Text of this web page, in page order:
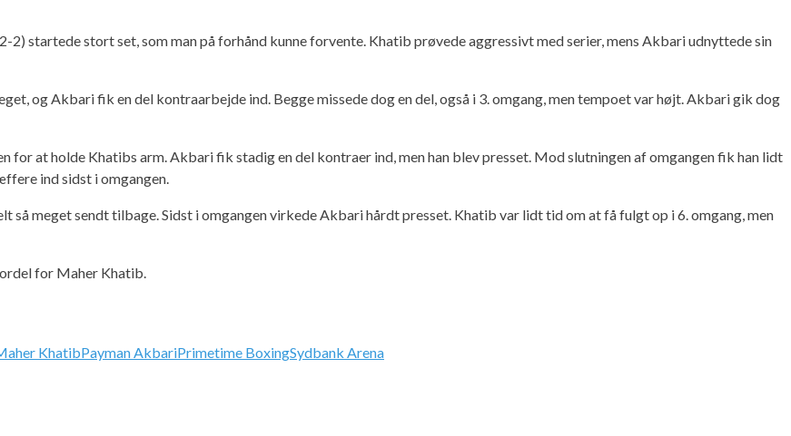
startede stort set, som man på forhånd kunne forvente. Khatib prøvede aggressivt med serier, mens Akbari udnyttede sin
og Akbari fik en del kontraarbejde ind. Begge missede dog en del, også i 3. omgang, men tempoet var højt. Akbari gik dog
for at holde Khatibs arm. Akbari fik stadig en del kontraer ind, men han blev presset. Mod slutningen af omgangen fik han lidt
ind sidst i omgangen.
så meget sendt tilbage. Sidst i omgangen virkede Akbari hårdt presset. Khatib var lidt tid om at få fulgt op i 6. omgang, men
for Maher Khatib.
KhatibPayman AkbariPrimetime BoxingSydbank Arena